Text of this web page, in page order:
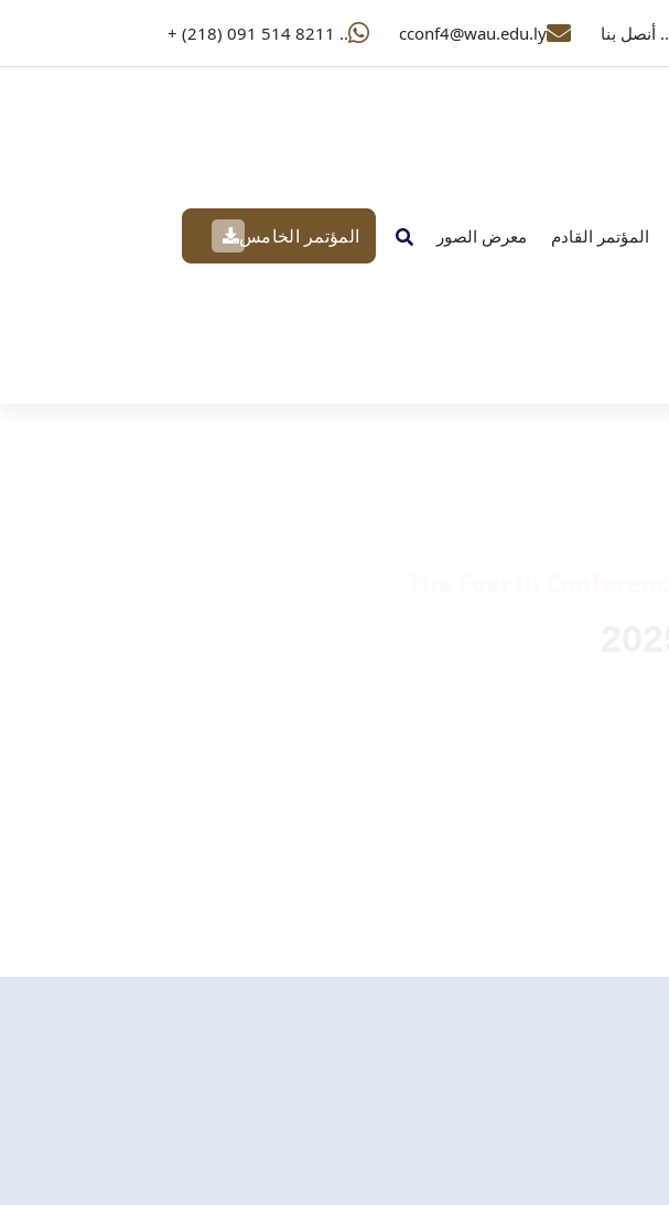
.. أنصل بنا cconf4@wau.edu.ly
.. 8211 514 091 (218) +
المؤتمر القادم معرض الصور المؤتمر الخامس